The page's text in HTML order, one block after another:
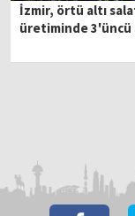
İzmir, örtü altı
üretiminde 3'üncü